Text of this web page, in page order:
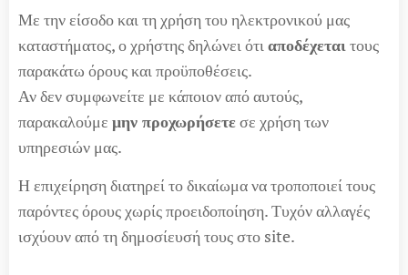
Με την είσοδο και τη χρήση του ηλεκτρονικού μας
καταστήματος, ο χρήστης δηλώνει ότιαποδέχεταιτους
παρακάτω όρους και προϋποθέσεις.
Αν δεν συμφωνείτε με κάποιον από αυτούς,
παρακαλούμε μην προχωρήσετεσε χρήση των
υπηρεσιών μας.
Η επιχείρηση διατηρεί το δικαίωμα να τροποποιεί τους
παρόντες όρους χωρίς προειδοποίηση. Τυχόν αλλαγές
ισχύουν από τη δημοσίευσή τους στο site.